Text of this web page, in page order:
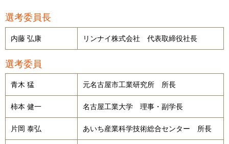
選考委員長
内藤 弘康 リンナイ株式会社 代表取締役社長
選考委員
青木 猛 元名古屋市工業研究所 所長
柿本 健一 名古屋工業大学 理事・副学長
片岡 泰弘 あいち産業科学技術総合センター 所長